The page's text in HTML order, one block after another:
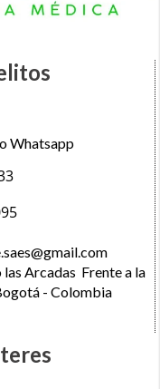
Whatsapp
Arcadas Frente a la
- Colombia